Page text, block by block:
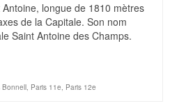
longue de 1810 mètres
de la Capitale. Son nom
Saint Antoine des Champs.
Bonnell, Paris 11e, Paris 12e